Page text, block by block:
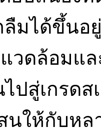
มได้ขึ้นอ
วดล้อมแ
ปสู่เกรดส
นให้กับห